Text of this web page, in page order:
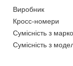
Виробник
Кросс-номери
Сумісність з
Сумісність з